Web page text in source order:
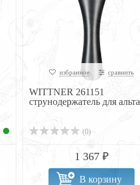
избранное сравнить
WITTNER 261151
струнодержатель для альта
(0)
1 367 ₽
В корзину